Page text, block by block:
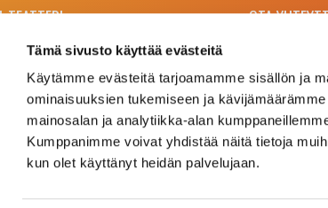
Tämä sivusto käyttää evästeitä
Käytämme evästeitä tarjoamamme sisällön ja
ominaisuuksien tukemiseen ja
mainosalan ja analytiikka-alan
Kumppanimme voivat yhdistää näitä tietoja
kun olet käyttänyt heidän palvelujaan.
TEATTERI
1, 27500 Kauttua
Pläkki
27510 Eura
OTA
050-383
Tästä näet